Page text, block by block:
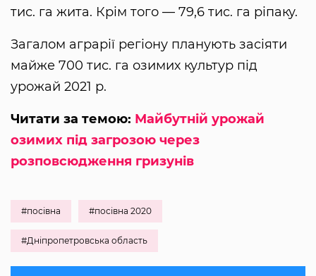
тис. га жита. Крім того — 79,6 тис. га ріпаку.
Загалом аграрії регіону планують засіяти
майже 700 тис. га озимих культур під
урожай 2021 р.
Читати за темою: Майбутній урожай
озимих під загрозою через
розповсюдження гризунів
#посівна #посівна 2020
#Дніпропетровська область